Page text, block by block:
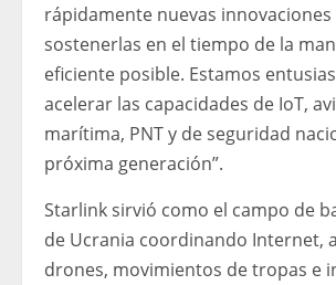
rápidamente nuevas innovaciones
sostenerlas en el tiempo de la
eficiente posible. Estamos
acelerar las capacidades de IoT,
marítima, PNT y de seguridad
próxima generación”.
Starlink sirvió como el campo de
de Ucrania coordinando Internet,
drones, movimientos de tropas e